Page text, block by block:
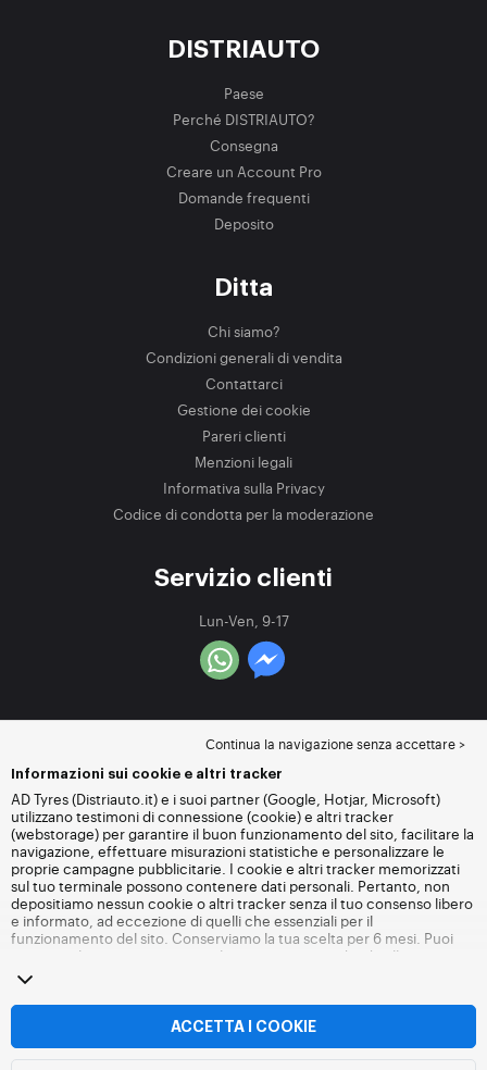
DISTRIAUTO
Paese
Perché DISTRIAUTO?
Consegna
Creare un Account Pro
Domande frequenti
Deposito
Ditta
Chi siamo?
Condizioni generali di vendita
Contattarci
Gestione dei cookie
Pareri clienti
Menzioni legali
Informativa sulla Privacy
Codice di condotta per la moderazione
Servizio clienti
Lun-Ven, 9-17
Continua la navigazione senza accettare >
Informazioni sui cookie e altri tracker
AD Tyres (Distriauto.it) e i suoi partner (Google, Hotjar, Microsoft)
utilizzano testimoni di connessione (cookie) e altri tracker
(webstorage) per garantire il buon funzionamento del sito, facilitare la
navigazione, effettuare misurazioni statistiche e personalizzare le
proprie campagne pubblicitarie. I cookie e altri tracker memorizzati
sul tuo terminale possono contenere dati personali. Pertanto, non
depositiamo nessun cookie o altri tracker senza il tuo consenso libero
e informato, ad eccezione di quelli che essenziali per il
funzionamento del sito. Conserviamo la tua scelta per 6 mesi. Puoi
revocare il tuo consenso in qualsiasi momento andando alla
dei cookie e altri tracker
senza accettare il deposito di cookie o altri tracker. Il rifiuto non
impedisce l'accesso ai servizi Distriauto.it. Per maggiori informazioni,
altri tracker .
ACCETTA I COOKIE